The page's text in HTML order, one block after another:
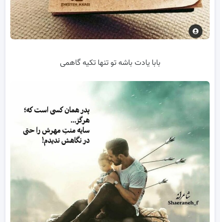
بابا یادت باشه تو تنها تکیه گاهمی